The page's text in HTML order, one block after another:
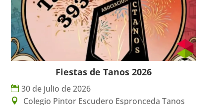
Fiestas de Tanos 2026
30 de julio de 2026
Colegio Pintor Escudero Espronceda Tanos